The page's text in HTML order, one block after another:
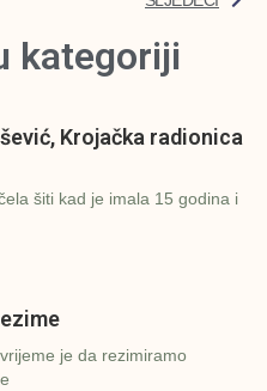
kategoriji
Krojačka radionica
šiti kad je imala 15 godina i
je da rezimiramo